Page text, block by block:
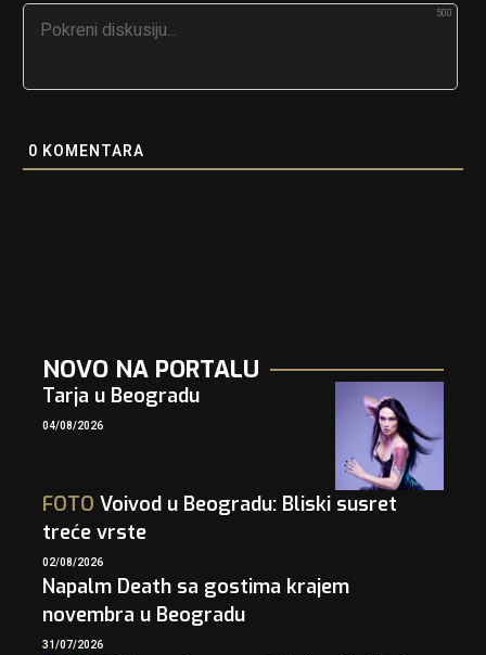
500
0 KOMENTARA
NOVO NA PORTALU
Tarja u Beogradu
04/08/2026
FOTO Voivod u Beogradu: Bliski susret
treće vrste
02/08/2026
Napalm Death sa gostima krajem
novembra u Beogradu
31/07/2026